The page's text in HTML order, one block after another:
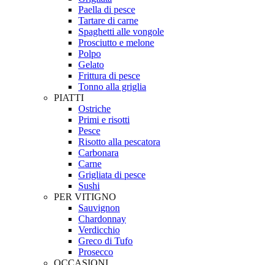
Paella di pesce
Tartare di carne
Spaghetti alle vongole
Prosciutto e melone
Polpo
Gelato
Frittura di pesce
Tonno alla griglia
PIATTI
Ostriche
Primi e risotti
Pesce
Risotto alla pescatora
Carbonara
Carne
Grigliata di pesce
Sushi
PER VITIGNO
Sauvignon
Chardonnay
Verdicchio
Greco di Tufo
Prosecco